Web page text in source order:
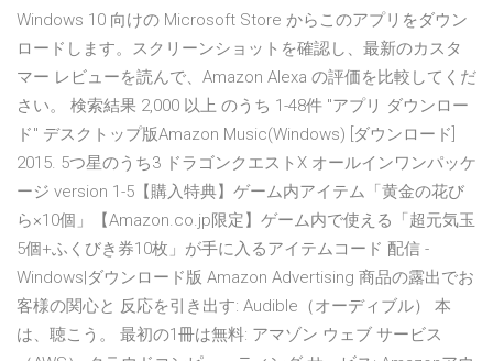
Windows 10 向けの Microsoft Store からこのアプリをダウン
ロードします。スクリーンショットを確認し、最新のカスタ
マー レビューを読んで、Amazon Alexa の評価を比較してくだ
さい。 検索結果 2,000 以上 のうち 1-48件 "アプリ ダウンロー
ド" デスクトップ版Amazon Music(Windows) [ダウンロード]
2015. 5つ星のうち3 ドラゴンクエストX オールインワンパッケ
ージ version 1-5【購入特典】ゲーム内アイテム「黄金の花び
ら×10個」【Amazon.co.jp限定】ゲーム内で使える「超元気玉
5個+ふくびき券10枚」が手に入るアイテムコード 配信 -
Windows|ダウンロード版 Amazon Advertising 商品の露出でお
客様の関心と 反応を引き出す: Audible（オーディブル） 本
は、聴こう。 最初の1冊は無料: アマゾン ウェブ サービス